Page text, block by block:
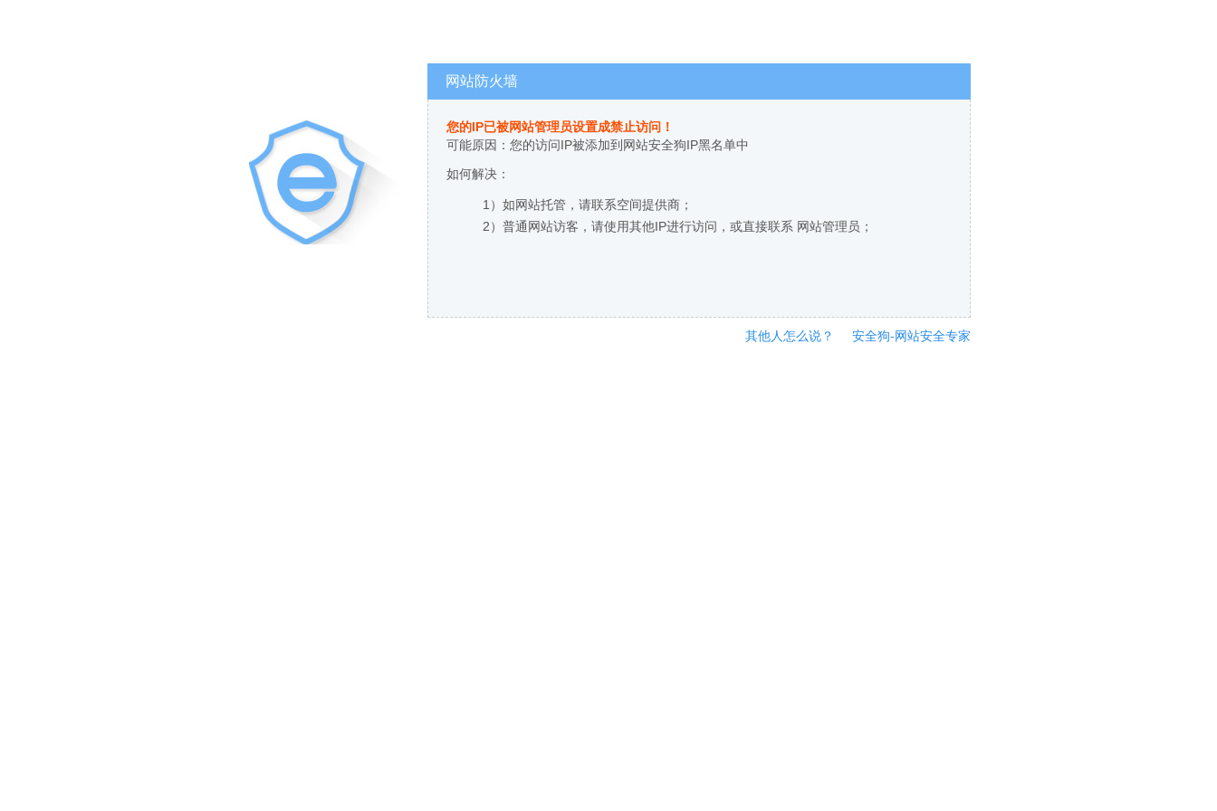
网站防火墙
您的IP已被网站管理员设置成禁止访问！
可能原因：您的访问IP被添加到网站安全狗IP黑名单中
如何解决：
1）如网站托管，请联系空间提供商；
2）普通网站访客，请使用其他IP进行访问，或直接联系 网站管理员；
其他人怎么说？ 安全狗-网站安全专家